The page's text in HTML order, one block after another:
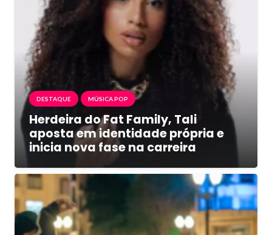
DESTAQUE MÚSICA POP
Herdeira do Fat Family, Tali
aposta em identidade própria e
inicia nova fase na carreira